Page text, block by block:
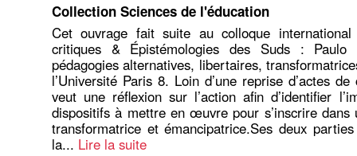
Collection Sciences de l'éducation
Cet ouvrage fait suite au colloque international
critiques & Épistémologies des Suds :
pédagogies alternatives, libertaires,
l’Université Paris 8. Loin d’une reprise d’actes
veut une réflexion sur l’action afin d’identifier
dispositifs à mettre en œuvre pour s’inscrire dans
transformatrice et émancipatrice.Ses deux
la... Lire la suite